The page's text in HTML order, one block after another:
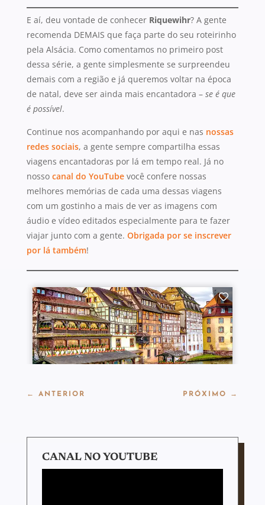
E aí, deu vontade de conhecer Riquewihr? A gente
recomenda DEMAIS que faça parte do seu roteirinho
pela Alsácia. Como comentamos no primeiro post
dessa série, a gente simplesmente se surpreendeu
demais com a região e já queremos voltar na época
de natal, deve ser ainda mais encantadora – se é que
é possível.
Continue nos acompanhando por aqui e nas nossas
redes sociais, a gente sempre compartilha essas
viagens encantadoras por lá em tempo real. Já no
nosso canal do YouTubevocê confere nossas
melhores memórias de cada uma dessas viagens
com um gostinho a mais de ver as imagens com
áudio e vídeo editados especialmente para te fazer
viajar junto com a gente. Obrigada por se inscrever
por lá também!
← ANTERIOR PRÓXIMO →
CANAL NO YOUTUBE